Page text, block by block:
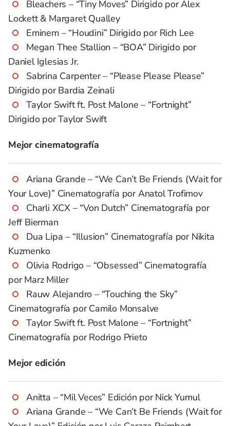
Bleachers – “Tiny Moves” Dirigido por Alex
Lockett & Margaret Qualley
Eminem – “Houdini” Dirigido por Rich Lee
Megan Thee Stallion – “BOA” Dirigido por
Daniel Iglesias Jr.
Sabrina Carpenter – “Please Please Please”
Dirigido por Bardia Zeinali
Taylor Swift ft. Post Malone – “Fortnight”
Dirigido por Taylor Swift
Mejor cinematografía
Ariana Grande – “We Can’t Be Friends (Wait for
Your Love)” Cinematografía por Anatol Trofimov
Charli XCX – “Von Dutch” Cinematografía por
Jeff Bierman
Dua Lipa – “Illusion” Cinematografía por Nikita
Kuzmenko
Olivia Rodrigo – “Obsessed” Cinematografía
por Marz Miller
Rauw Alejandro – “Touching the Sky”
Cinematografía por Camilo Monsalve
Taylor Swift ft. Post Malone – “Fortnight”
Cinematografía por Rodrigo Prieto
Mejor edición
Anitta – “Mil Veces” Edición por Nick Yumul
Ariana Grande – “We Can’t Be Friends (Wait for